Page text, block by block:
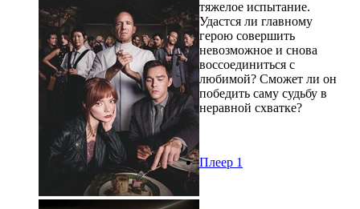
тяжелое испытание.
Удастся ли главному
герою совершить
невозможное и снова
воссоединиться с
любимой? Сможет ли он
победить саму судьбу в
неравной схватке?
Плеер 1